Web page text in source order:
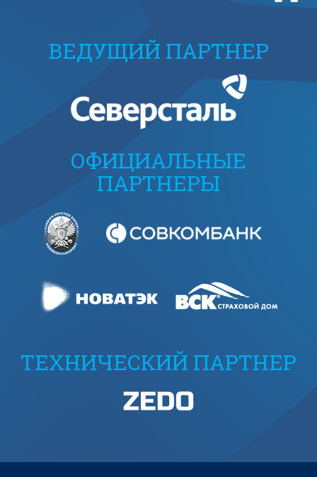
ВЕДУЩИЙ ПАРТНЕР
ОФИЦИАЛЬНЫЕ
ПАРТНЕРЫ
ТЕХНИЧЕСКИЙ ПАРТНЕР